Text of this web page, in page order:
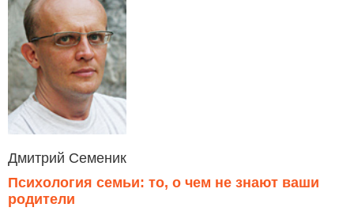
Дмитрий Семеник
Психология семьи: то, о чем не знают ваши
родители